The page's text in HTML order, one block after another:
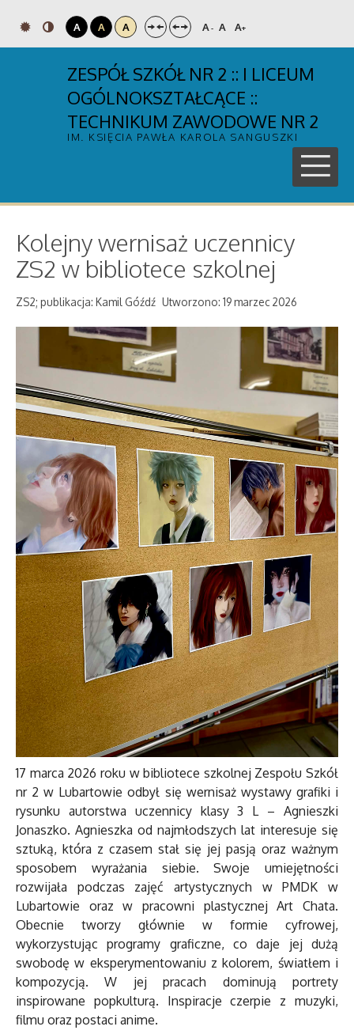
A A A A- A A+
ZESPÓŁ SZKÓŁ NR 2 :: I LICEUM
OGÓLNOKSZTAŁCĄCE ::
TECHNIKUM ZAWODOWE NR 2
IM. KSIĘCIA PAWŁA KAROLA SANGUSZKI
Kolejny wernisaż uczennicy
ZS2 w bibliotece szkolnej
ZS2; publikacja: Kamil Góźdź Utworzono: 19 marzec 2026
17 marca 2026 roku w bibliotece szkolnej Zespołu Szkół
nr 2 w Lubartowie odbył się wernisaż wystawy grafiki i
rysunku autorstwa uczennicy klasy 3 L – Agnieszki
Jonaszko. Agnieszka od najmłodszych lat interesuje się
sztuką, która z czasem stał się jej pasją oraz ważnym
sposobem wyrażania siebie. Swoje umiejętności
rozwijała podczas zajęć artystycznych w PMDK w
Lubartowie oraz w pracowni plastycznej Art Chata.
Obecnie tworzy głównie w formie cyfrowej,
wykorzystując programy graficzne, co daje jej dużą
swobodę w eksperymentowaniu z kolorem, światłem i
kompozycją. W jej pracach dominują portrety
inspirowane popkulturą. Inspiracje czerpie z muzyki,
filmu oraz postaci anime.